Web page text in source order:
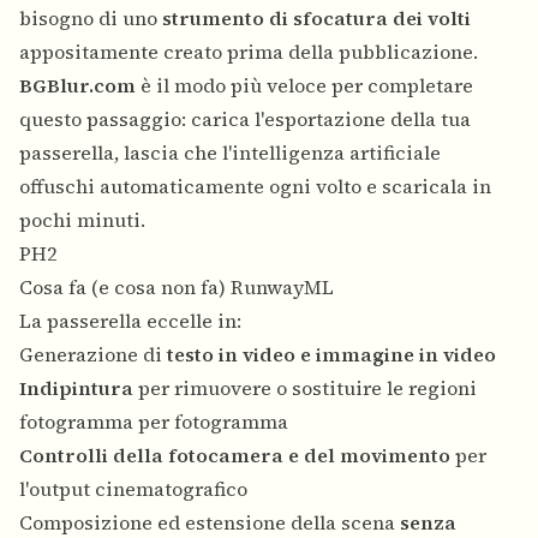
bisogno di uno strumento di sfocatura dei volti
appositamente creato prima della pubblicazione.
BGBlur.com è il modo più veloce per completare
questo passaggio: carica l'esportazione della tua
passerella, lascia che l'intelligenza artificiale
offuschi automaticamente ogni volto e scaricala in
pochi minuti.
PH2
Cosa fa (e cosa non fa) RunwayML
La passerella eccelle in:
Generazione ditesto in video e immagine in video
Indipinturaper rimuovere o sostituire le regioni
fotogramma per fotogramma
Controlli della fotocamera e del movimento per
l'output cinematografico
Composizione ed estensione della scena senza